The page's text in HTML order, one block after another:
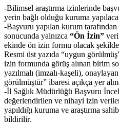
-Bilimsel araştırma izinlerinde
yerin bağlı olduğu kuruma
-Başvuru yapılan kurum
sonucunda yalnızca “Ön İzin”
ekinde ön izin formu olacak
Resmi üst yazıda “uygun
izin formunda görüş alınan birim
yazılmalı (imzalı-kaşeli),
görülmüştür” ibaresi açıkça yer
-İl Sağlık Müdürlüğü Başvuru
değerlendirilen ve nihayi izin
yapıldığı kuruma ve araştırma
bildirilir.